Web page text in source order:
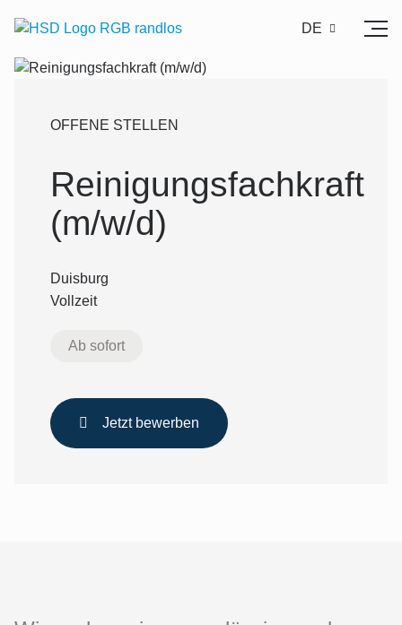
DE
OFFENE STELLEN
Reinigungsfachkraft
(m/w/d)
Duisburg
Vollzeit
Ab sofort
Jetzt bewerben